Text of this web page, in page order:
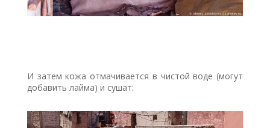
И затем кожа отмачивается в чистой воде (могут
добавить лайма) и сушат: